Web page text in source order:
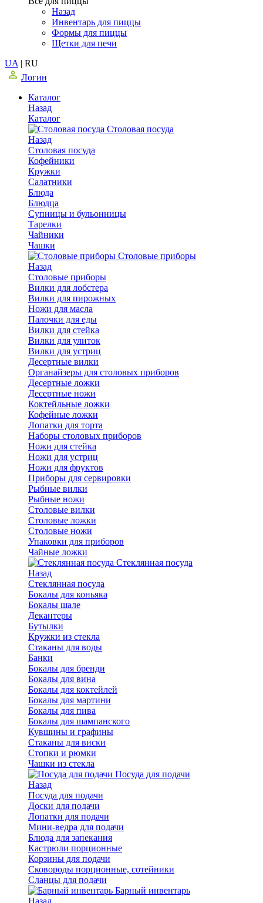
Назад
Инвентарь для пиццы
Формы для пиццы
Щетки для печи
UA | RU
Логин
Каталог
Назад
Каталог
Столовая посуда
Назад
Столовая посуда
Кофейники
Кружки
Салатники
Блюда
Блюдца
Супницы и бульонницы
Тарелки
Чайники
Чашки
Cтоловые приборы
Назад
Cтоловые приборы
Вилки для лобстера
Вилки для пирожных
Ножи для масла
Палочки для еды
Вилки для стейка
Вилки для улиток
Вилки для устриц
Десертные вилки
Органайзеры для столовых приборов
Десертные ложки
Десертные ножи
Коктейльные ложки
Кофейные ложки
Лопатки для торта
Наборы столовых приборов
Ножи для стейка
Ножи для устриц
Ножи для фруктов
Приборы для сервировки
Рыбные вилки
Рыбные ножи
Столовые вилки
Столовые ложки
Столовые ножи
Упаковки для приборов
Чайные ложки
Стеклянная посуда
Назад
Стеклянная посуда
Бокалы для коньяка
Бокалы шале
Декантеры
Бутылки
Кружки из стекла
Стаканы для воды
Банки
Бокалы для бренди
Бокалы для вина
Бокалы для коктейлей
Бокалы для мартини
Бокалы для пива
Бокалы для шампанского
Кувшины и графины
Стаканы для виски
Стопки и рюмки
Чашки из стекла
Посуда для подачи
Назад
Посуда для подачи
Доски для подачи
Лопатки для подачи
Мини-ведра для подачи
Блюда для запекания
Кастрюли порционные
Корзины для подачи
Сковороды порционные, сотейники
Сланцы для подачи
Барный инвентарь
Назад